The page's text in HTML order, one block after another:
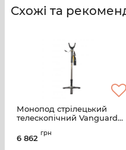
Схожі та
Монопод стрілецький
телескопічний Vanguard
6 862
грн